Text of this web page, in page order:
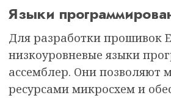
Языки
Для разработки прошивок
низкоуровневые языки
ассемблер. Они позволяют
ресурсами микросхем и